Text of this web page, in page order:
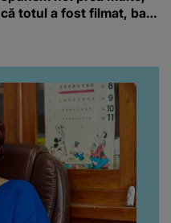
că totul a fost filmat, ba
da, frumoasa iubită a lui
Florin Ristei e...